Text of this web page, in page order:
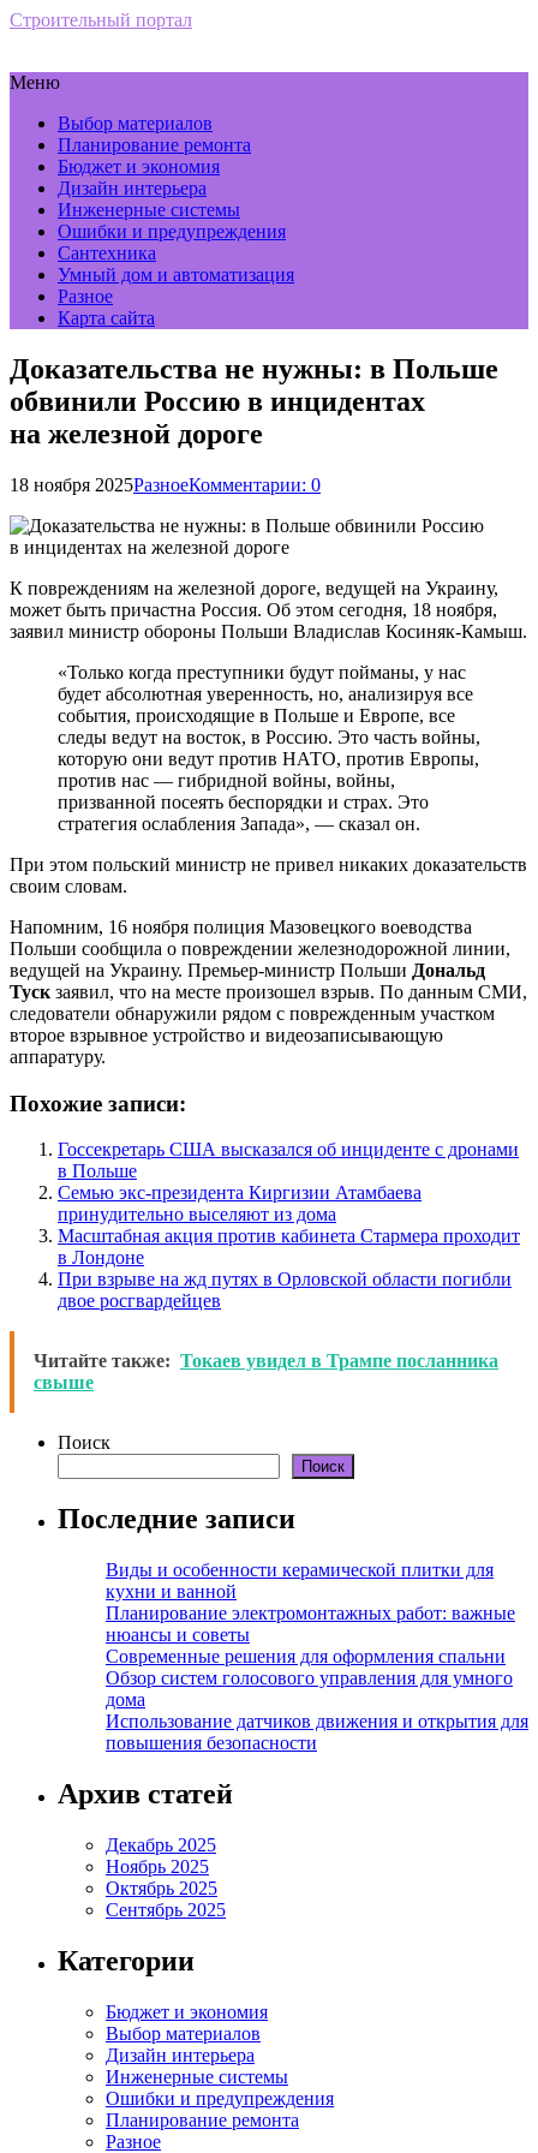
Строительный портал
Меню
Выбор материалов
Планирование ремонта
Бюджет и экономия
Дизайн интерьера
Инженерные системы
Ошибки и предупреждения
Сантехника
Умный дом и автоматизация
Разное
Карта сайта
Доказательства не нужны: в Польше
обвинили Россию в инцидентах
на железной дороге
18 ноября 2025РазноеКомментарии: 0
К повреждениям на железной дороге, ведущей на Украину,
может быть причастна Россия. Об этом сегодня, 18 ноября,
заявил министр обороны Польши Владислав Косиняк-Камыш.
«Только когда преступники будут пойманы, у нас
будет абсолютная уверенность, но, анализируя все
события, происходящие в Польше и Европе, все
следы ведут на восток, в Россию. Это часть войны,
которую они ведут против НАТО, против Европы,
против нас — гибридной войны, войны,
призванной посеять беспорядки и страх. Это
стратегия ослабления Запада», — сказал он.
При этом польский министр не привел никаких доказательств
своим словам.
Напомним, 16 ноября полиция Мазовецкого воеводства
Польши сообщила о повреждении железнодорожной линии,
ведущей на Украину. Премьер-министр Польши Дональд
Туск заявил, что на месте произошел взрыв. По данным СМИ,
следователи обнаружили рядом с поврежденным участком
второе взрывное устройство и видеозаписывающую
аппаратуру.
Похожие записи:
Госсекретарь США высказался об инциденте с дронами
в Польше
Семью экс-президента Киргизии Атамбаева
принудительно выселяют из дома
Масштабная акция против кабинета Стармера проходит
в Лондоне
При взрыве на жд путях в Орловской области погибли
двое росгвардейцев
Читайте также: Токаев увидел в Трампе посланника
свыше
Поиск
Поиск
Последние записи
Виды и особенности керамической плитки для
кухни и ванной
Планирование электромонтажных работ: важные
нюансы и советы
Современные решения для оформления спальни
Обзор систем голосового управления для умного
дома
Использование датчиков движения и открытия для
повышения безопасности
Архив статей
Декабрь 2025
Ноябрь 2025
Октябрь 2025
Сентябрь 2025
Категории
Бюджет и экономия
Выбор материалов
Дизайн интерьера
Инженерные системы
Ошибки и предупреждения
Планирование ремонта
Разное